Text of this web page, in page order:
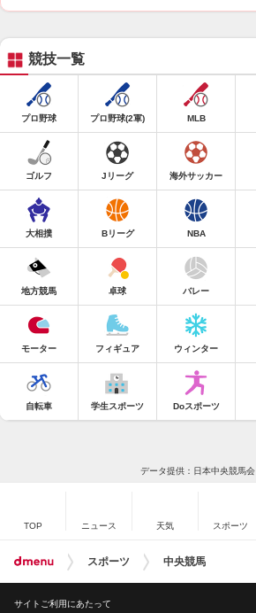
競技一覧
プロ野球 プロ野球(2軍) MLB
ゴルフ Jリーグ 海外サッカー
大相撲 Bリーグ NBA
地方競馬 卓球 バレー
モーター フィギュア ウィンター
自転車 学生スポーツ Doスポーツ
データ提供：日本中央競馬会
TOP ニュース 天気 スポーツ
スポーツ 中央競馬
サイトご利用にあたって